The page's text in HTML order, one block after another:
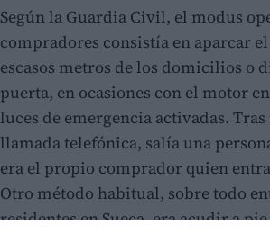
Según la Guardia Civil, el modus
compradores consistía en aparcar
escasos metros de los domicilios o
puerta, en ocasiones con el motor
luces de emergencia activadas.
llamada telefónica, salía una
era el propio comprador quien
Otro método habitual, sobre todo
residentes en Sueca, era acudir a